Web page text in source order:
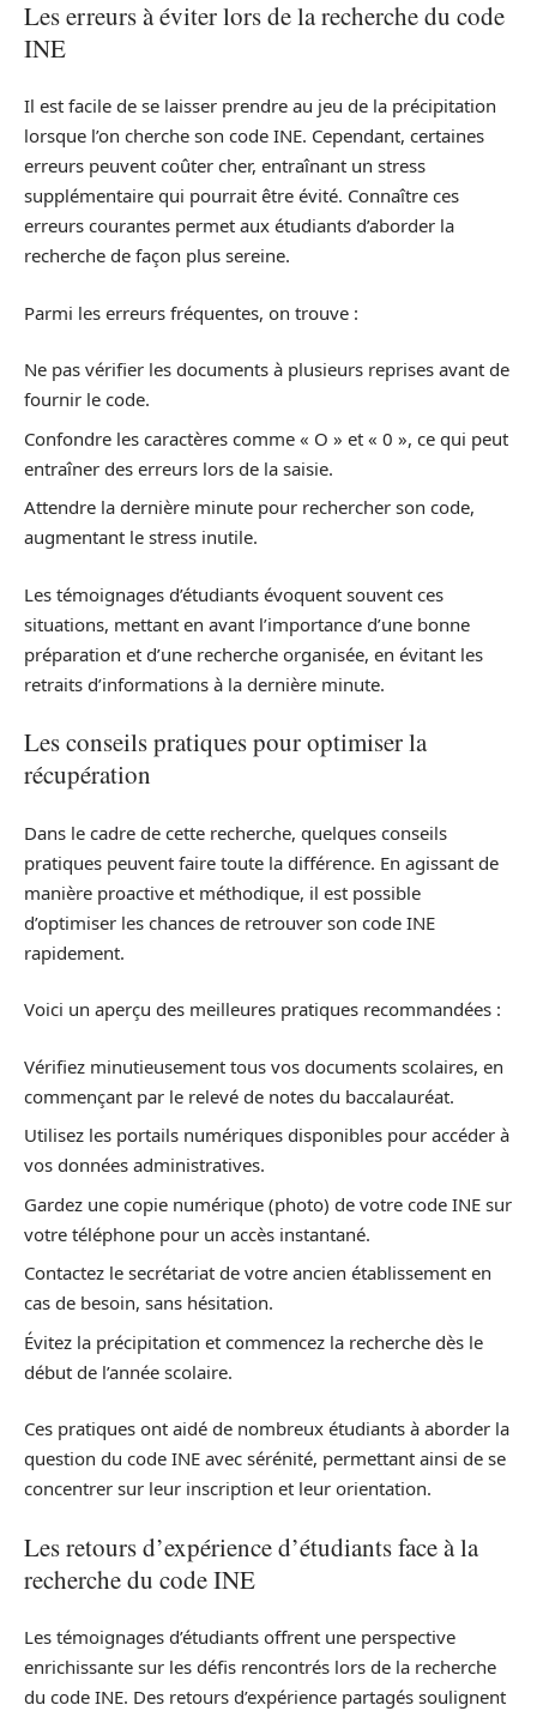
Les erreurs à éviter lors de la recherche du code
INE
Il est facile de se laisser prendre au jeu de la précipitation
lorsque l’on cherche son code INE. Cependant, certaines
erreurs peuvent coûter cher, entraînant un stress
supplémentaire qui pourrait être évité. Connaître ces
erreurs courantes permet aux étudiants d’aborder la
recherche de façon plus sereine.
Parmi les erreurs fréquentes, on trouve :
Ne pas vérifier les documents à plusieurs reprises avant de
fournir le code.
Confondre les caractères comme « O » et « 0 », ce qui peut
entraîner des erreurs lors de la saisie.
Attendre la dernière minute pour rechercher son code,
augmentant le stress inutile.
Les témoignages d’étudiants évoquent souvent ces
situations, mettant en avant l’importance d’une bonne
préparation et d’une recherche organisée, en évitant les
retraits d’informations à la dernière minute.
Les conseils pratiques pour optimiser la
récupération
Dans le cadre de cette recherche, quelques conseils
pratiques peuvent faire toute la différence. En agissant de
manière proactive et méthodique, il est possible
d’optimiser les chances de retrouver son code INE
rapidement.
Voici un aperçu des meilleures pratiques recommandées :
Vérifiez minutieusement tous vos documents scolaires, en
commençant par le relevé de notes du baccalauréat.
Utilisez les portails numériques disponibles pour accéder à
vos données administratives.
Gardez une copie numérique (photo) de votre code INE sur
votre téléphone pour un accès instantané.
Contactez le secrétariat de votre ancien établissement en
cas de besoin, sans hésitation.
Évitez la précipitation et commencez la recherche dès le
début de l’année scolaire.
Ces pratiques ont aidé de nombreux étudiants à aborder la
question du code INE avec sérénité, permettant ainsi de se
concentrer sur leur inscription et leur orientation.
Les retours d’expérience d’étudiants face à la
recherche du code INE
Les témoignages d’étudiants offrent une perspective
enrichissante sur les défis rencontrés lors de la recherche
du code INE. Des retours d’expérience partagés soulignent